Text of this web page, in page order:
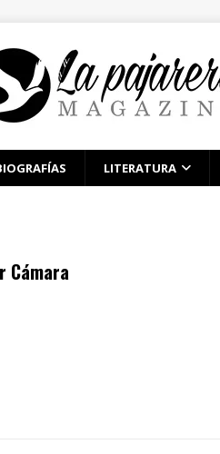
LITERATURA
Cámara